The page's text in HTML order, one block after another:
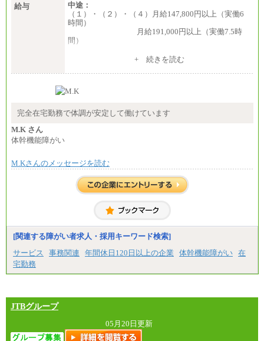
給与
中途：
（１）・（２）・（４）月給147,800円以上（実働6
時間）
月給191,000円以上（実働7.5時
間）
（３）月給191,000円以上（実働7.5時間）
（５）月給147,800円以上（実働6時間）
時給 1,226円（実働4.5時間）
間額換算額）
・退職金相当手当 37円
ざいません。
+ 続きを読む
完全在宅勤務で体調が安定して働けています
M.K さん
体幹機能障がい
M.Kさんのメッセージを読む
[関連する障がい者求人・採用キーワード検索]
サービス
事務関連 年間休日120日以上の企業 体幹機能障がい 在
宅勤務
JTBグループ
05月20日更新